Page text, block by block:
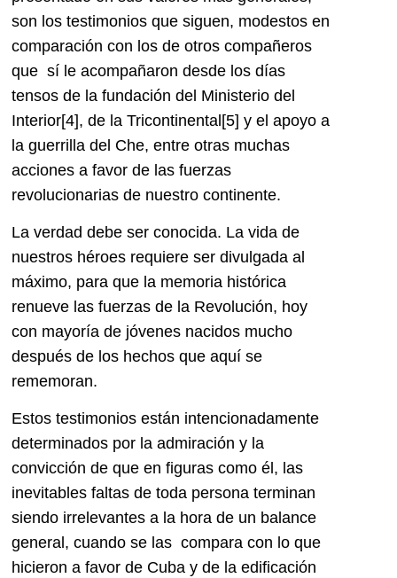
son los testimonios que siguen, modestos en
comparación con los de otros compañeros
que sí le acompañaron desde los días
tensos de la fundación del Ministerio del
Interior[4], de la Tricontinental[5] y el apoyo a
la guerrilla del Che, entre otras muchas
acciones a favor de las fuerzas
revolucionarias de nuestro continente.
La verdad debe ser conocida. La vida de
nuestros héroes requiere ser divulgada al
máximo, para que la memoria histórica
renueve las fuerzas de la Revolución, hoy
con mayoría de jóvenes nacidos mucho
después de los hechos que aquí se
rememoran.
Estos testimonios están intencionadamente
determinados por la admiración y la
convicción de que en figuras como él, las
inevitables faltas de toda persona terminan
siendo irrelevantes a la hora de un balance
general, cuando se las compara con lo que
hicieron a favor de Cuba y de la edificación